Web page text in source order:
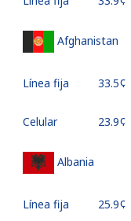
Afghanistan
Línea fija ⁦33.5¢⁩
Celular ⁦23.9¢⁩
Albania
Línea fija ⁦25.9¢⁩